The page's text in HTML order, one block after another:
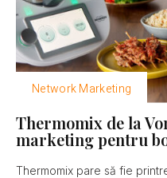
Network Marketing
Thermomix de la
marketing pentru
Thermomix pare să fie